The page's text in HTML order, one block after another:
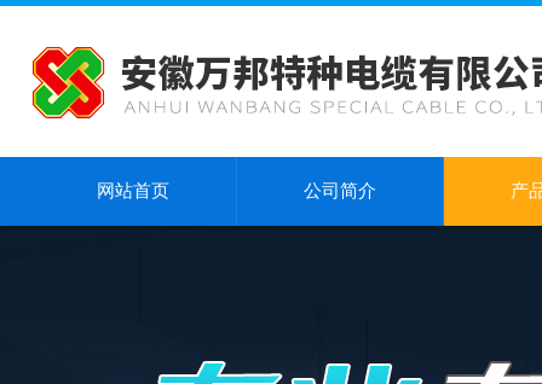
网站首页 公司简介 产